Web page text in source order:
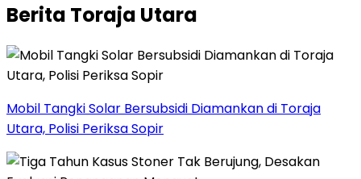
Berita Toraja Utara
Mobil Tangki Solar Bersubsidi Diamankan di Toraja
Utara, Polisi Periksa Sopir